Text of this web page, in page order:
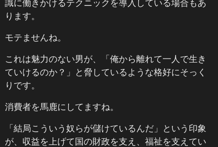
識に働きかけるテクニックを導入している場合もあ
ります。
モテませんね。
これは魅力のない男が、「俺から離れて一人で生き
ていけるのか？」と脅しているような格好にそっく
りです。
消費者を馬鹿にしてますね。
「結局こういう奴らが儲けているんだ」という印象
が、収益を上げて国の財政を支え、福祉を支えてい